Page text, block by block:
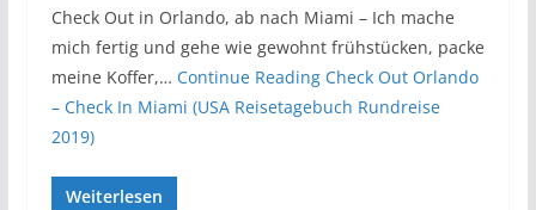
Check Out in Orlando, ab nach Miami – Ich mache
mich fertig und gehe wie gewohnt frühstücken, packe
meine Koffer,… Continue ReadingCheck Out Orlando
– Check In Miami (USA Reisetagebuch Rundreise
2019)
Weiterlesen